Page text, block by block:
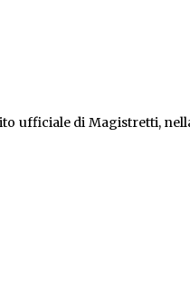
ufficiale di Magistretti,